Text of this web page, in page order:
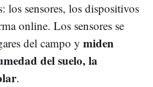
los sensores, los dispositivos
online. Los sensores se
del campo y miden
del suelo, la
.